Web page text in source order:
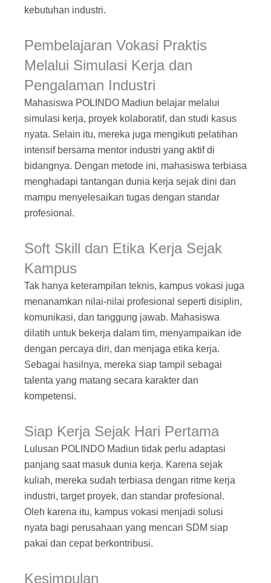
kebutuhan industri.
Pembelajaran Vokasi Praktis
Melalui Simulasi Kerja dan
Pengalaman Industri
Mahasiswa POLINDO Madiun belajar melalui
simulasi kerja, proyek kolaboratif, dan studi kasus
nyata. Selain itu, mereka juga mengikuti pelatihan
intensif bersama mentor industri yang aktif di
bidangnya. Dengan metode ini, mahasiswa terbiasa
menghadapi tantangan dunia kerja sejak dini dan
mampu menyelesaikan tugas dengan standar
profesional.
Soft Skill dan Etika Kerja Sejak
Kampus
Tak hanya keterampilan teknis, kampus vokasi juga
menanamkan nilai-nilai profesional seperti disiplin,
komunikasi, dan tanggung jawab. Mahasiswa
dilatih untuk bekerja dalam tim, menyampaikan ide
dengan percaya diri, dan menjaga etika kerja.
Sebagai hasilnya, mereka siap tampil sebagai
talenta yang matang secara karakter dan
kompetensi.
Siap Kerja Sejak Hari Pertama
Lulusan POLINDO Madiun tidak perlu adaptasi
panjang saat masuk dunia kerja. Karena sejak
kuliah, mereka sudah terbiasa dengan ritme kerja
industri, target proyek, dan standar profesional.
Oleh karena itu, kampus vokasi menjadi solusi
nyata bagi perusahaan yang mencari SDM siap
pakai dan cepat berkontribusi.
Kesimpulan